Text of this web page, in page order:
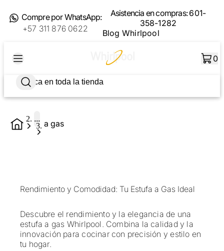
Compre por WhatsApp:
+57 311 876 0622
Asistencia en compras:601-
358-1282
Blog Whirlpool
0
... a gas
Rendimiento y Comodidad: Tu Estufa a Gas Ideal
Descubre el rendimiento y la elegancia de una
estufa a gas Whirlpool. Combina la calidad y la
innovación para cocinar con precisión y estilo en
tu hogar.